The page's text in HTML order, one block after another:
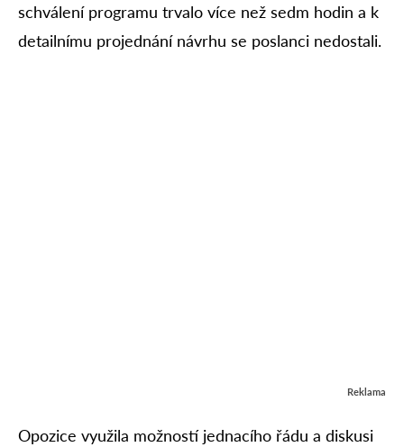
schválení programu trvalo více než sedm hodin a k
detailnímu projednání návrhu se poslanci nedostali.
Reklama
Opozice využila možností jednacího řádu a diskusi